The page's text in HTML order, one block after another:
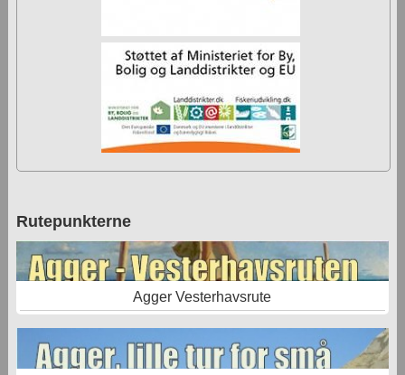
Rutepunkterne
Agger Vesterhavsrute